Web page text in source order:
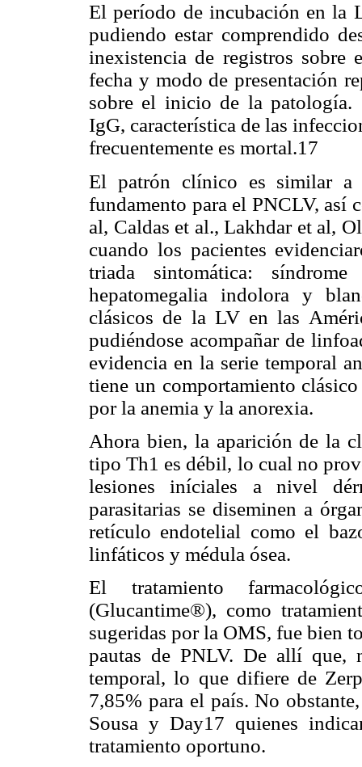
El período de incubación en la
pudiendo estar comprendido
inexistencia de registros sobre
fecha y modo de presentación
sobre el inicio de la patología.
IgG, característica de las
frecuentemente es mortal.17
El patrón clínico es similar a
fundamento para el PNCLV, así
al, Caldas et al., Lakhdar et al,
cuando los pacientes
triada sintomática:
hepatomegalia indolora y
clásicos de la LV en las
pudiéndose acompañar de
evidencia en la serie temporal
tiene un comportamiento
por la anemia y la anorexia.
Ahora bien, la aparición de la
tipo Th1 es débil, lo cual no
lesiones iníciales a nivel
parasitarias se diseminen a
retículo endotelial como el
linfáticos y médula ósea.
El tratamiento
(Glucantime®), como
sugeridas por la OMS, fue bien
pautas de PNLV. De allí que,
temporal, lo que difiere de
7,85% para el país. No
Sousa y Day17 quienes
tratamiento oportuno.